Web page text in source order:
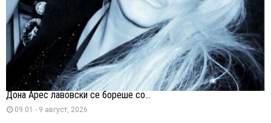
Дона Арес лавовски се бореше со...
09:01 - 9 август, 2026